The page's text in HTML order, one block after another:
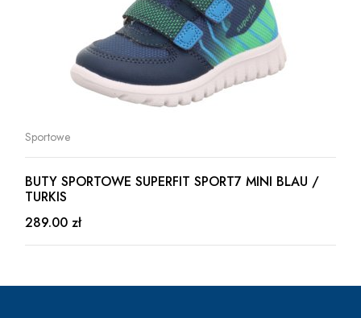
Sportowe
BUTY SPORTOWE SUPERFIT SPORT7 MINI BLAU /
TURKIS
289.00 zł